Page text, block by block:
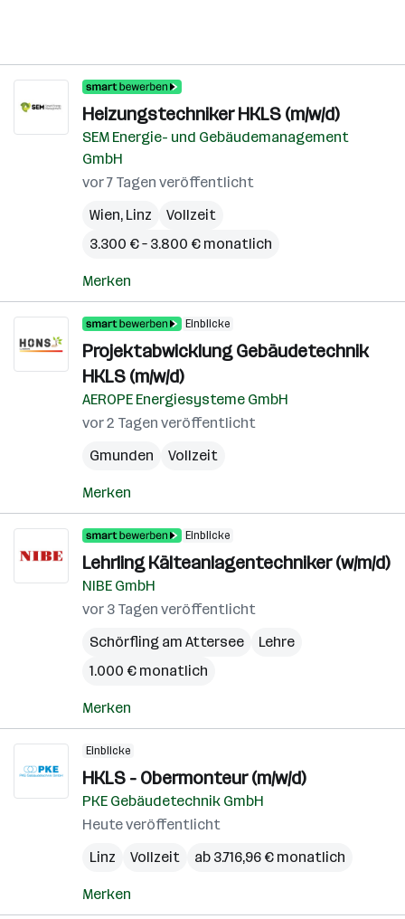
Heizungstechniker HKLS (m/w/d)
SEM Energie- und Gebäudemanagement
GmbH
vor 7 Tagen veröffentlicht
Wien, Linz
Vollzeit
3.300 € – 3.800 € monatlich
Merken
Einblicke
Projektabwicklung Gebäudetechnik
HKLS (m/w/d)
AEROPE Energiesysteme GmbH
vor 2 Tagen veröffentlicht
Gmunden
Vollzeit
Merken
Einblicke
Lehrling Kälteanlagentechniker (w/m/d)
NIBE GmbH
vor 3 Tagen veröffentlicht
Schörfling am Attersee
Lehre
1.000 € monatlich
Merken
Einblicke
HKLS - Obermonteur (m/w/d)
PKE Gebäudetechnik GmbH
Heute veröffentlicht
Linz
Vollzeit ab 3.716,96 € monatlich
Merken